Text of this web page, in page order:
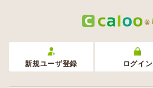
新規ユーザ登録 ログイン